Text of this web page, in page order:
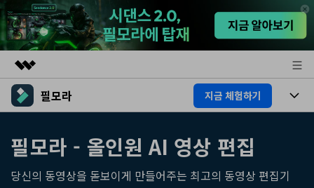
주요 제품
유틸리티
개요
솔루션
필모라 지금 체험하기
AI
필모라 - 올인원 AI 영상 편집
당신의 동영상을 돋보이게 만들어주는 최고의 동영상 편집기